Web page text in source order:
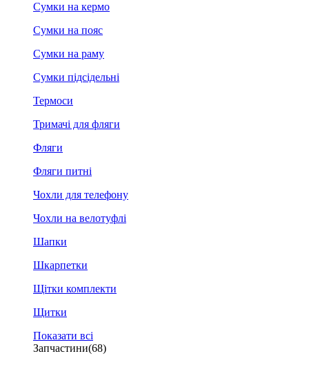
Сумки на кермо
Сумки на пояс
Сумки на раму
Сумки підсідельні
Термоси
Тримачі для фляги
Фляги
Фляги питні
Чохли для телефону
Чохли на велотуфлі
Шапки
Шкарпетки
Щітки комплекти
Щитки
Показати всі
Запчастини(68)